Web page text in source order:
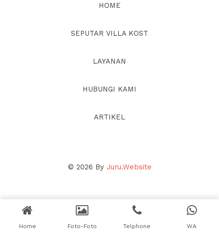
HOME
SEPUTAR VILLA KOST
LAYANAN
HUBUNGI KAMI
ARTIKEL
© 2026 By Juru.Website
Home Foto-Foto Telphone WA